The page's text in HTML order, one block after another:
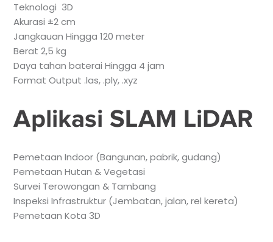
Teknologi 3D
Akurasi ±2 cm
Jangkauan Hingga 120 meter
Berat 2,5 kg
Daya tahan baterai Hingga 4 jam
Format Output .las, .ply, .xyz
Aplikasi SLAM LiDAR
Pemetaan Indoor (Bangunan, pabrik, gudang)
Pemetaan Hutan & Vegetasi
Survei Terowongan & Tambang
Inspeksi Infrastruktur (Jembatan, jalan, rel kereta)
Pemetaan Kota 3D